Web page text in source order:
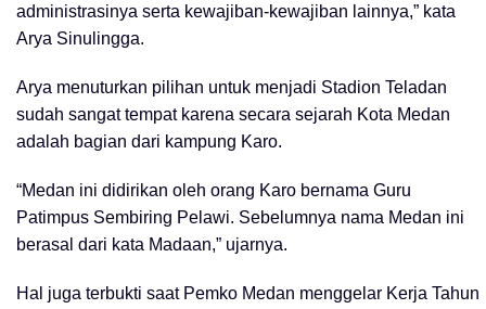
administrasinya serta kewajiban-kewajiban lainnya,” kata
Arya Sinulingga.
Arya menuturkan pilihan untuk menjadi Stadion Teladan
sudah sangat tempat karena secara sejarah Kota Medan
adalah bagian dari kampung Karo.
“Medan ini didirikan oleh orang Karo bernama Guru
Patimpus Sembiring Pelawi. Sebelumnya nama Medan ini
berasal dari kata Madaan,” ujarnya.
Hal juga terbukti saat Pemko Medan menggelar Kerja Tahun